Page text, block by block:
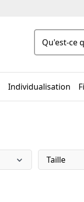
Individualisation
Taille